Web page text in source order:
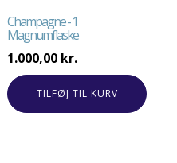
Champagne - 1
Magnumflaske
1.000,00 kr.
TILFØJ TIL KURV